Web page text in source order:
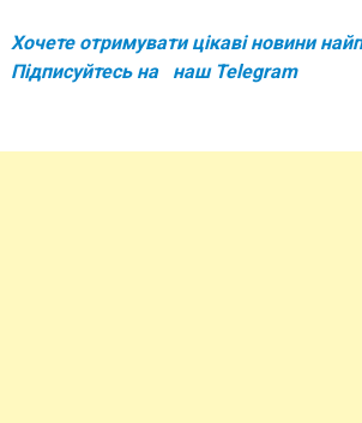
Хочете отримувати цікаві новини
Підписуйтесь на наш Telegram